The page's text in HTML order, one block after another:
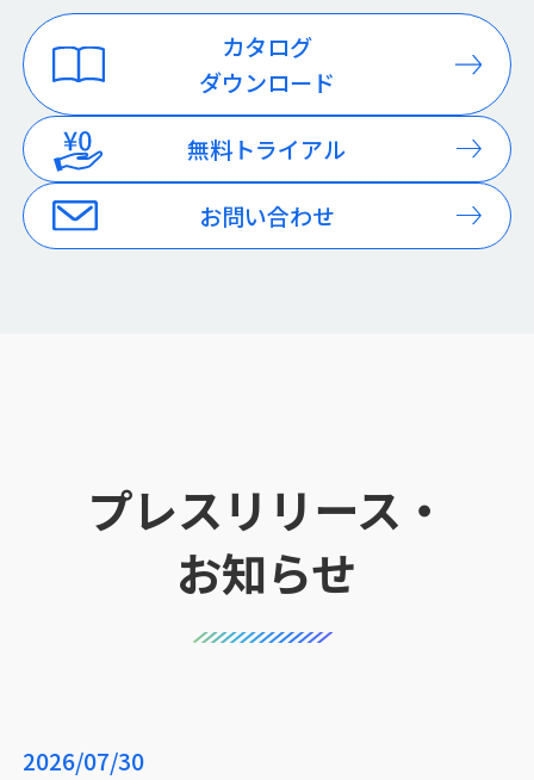
カタログ
ダウンロード
無料トライアル
お問い合わせ
プレスリリース・
お知らせ
2026/07/30